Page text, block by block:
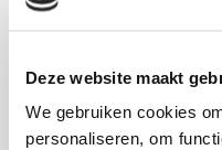
Deze website maakt
We gebruiken cookies
personaliseren, om
DIRECT LEVERBAAR
"DMC COLOUR
EFFECTS " KOOPT,
100% OP HET